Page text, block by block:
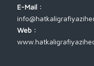
E-Mail :
Web :